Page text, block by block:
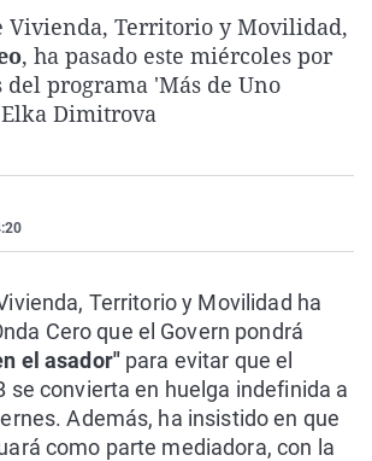
La rosa de los vientos
Gente viajera
Caso
Retornados
Extremadura
Galicia
Virales
Televisión
Vivienda, Territorio y Movilidad,
, ha pasado este miércoles por
programa 'Más de Uno
Dimitrova
Territorio y Movilidad ha
Cero que el Govern pondrá
el asador"para evitar que el
se convierta en huelga indefinida a
Además, ha insistido en que
como parte mediadora, con la